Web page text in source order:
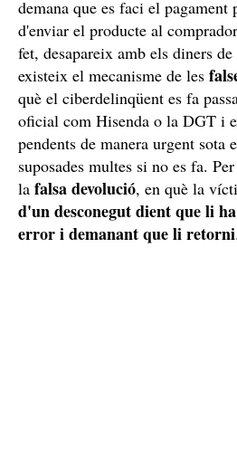
demana que es faci el pagament
d'enviar el producte al
fet, desapareix amb els diners
existeix el mecanisme de les
què el ciberdelinqüent es fa
oficial com Hisenda o la DGT i
pendents de manera urgent sota
suposades multes si no es fa.
la falsa devolució, en què la
d'un desconegut dient que li
error i demanant que li retorni.